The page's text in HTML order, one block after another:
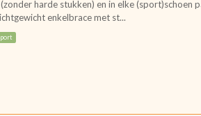
harde stukken) en in elke (sport)schoen
enkelbrace met st...